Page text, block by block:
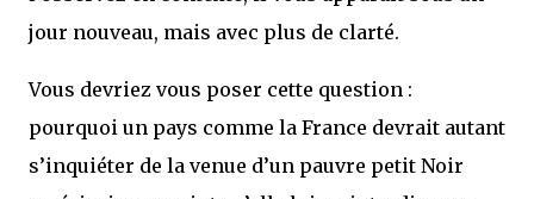
jour nouveau, mais avec plus de clarté.
Vous devriez vous poser cette question :
pourquoi un pays comme la France devrait autant
s’inquiéter de la venue d’un pauvre petit Noir